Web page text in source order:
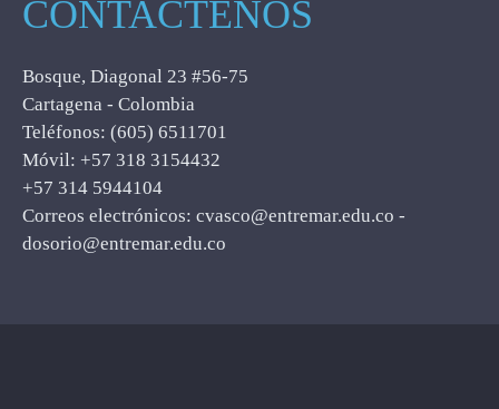
CONTACTENOS
Bosque, Diagonal 23 #56-75
Cartagena - Colombia
Teléfonos: (605) 6511701
Móvil: +57 318 3154432
+57 314 5944104
Correos electrónicos: cvasco@entremar.edu.co -
dosorio@entremar.edu.co